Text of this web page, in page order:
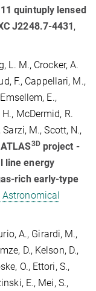
quintuply lensed
J2248.7-4431,
L. M., Crocker, A.
F., Cappellari, M.,
E.,
McDermid, R.
M., Scott, N.,
3Dproject -
line energy
rich early-type
A., Girardi, M.,
D., Kelson, D.,
O., Ettori, S.,
E., Mei, S.,